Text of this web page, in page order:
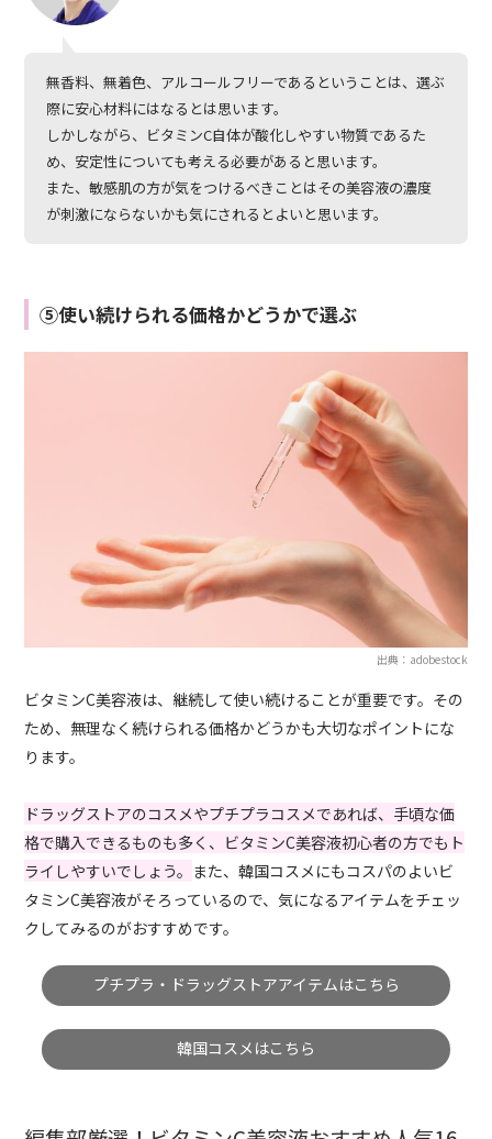
無香料、無着色、アルコールフリーであるということは、選ぶ
際に安心材料にはなるとは思います。
しかしながら、ビタミンC自体が酸化しやすい物質であるた
め、安定性についても考える必要があると思います。
また、敏感肌の方が気をつけるべきことはその美容液の濃度
が刺激にならないかも気にされるとよいと思います。
⑤使い続けられる価格かどうかで選ぶ
出典：adobestock
ビタミンC美容液は、継続して使い続けることが重要です。その
ため、無理なく続けられる価格かどうかも大切なポイントにな
ります。
ドラッグストアのコスメやプチプラコスメであれば、手頃な価
格で購入できるものも多く、ビタミンC美容液初心者の方でもト
ライしやすいでしょう。 また、韓国コスメにもコスパのよいビ
タミンC美容液がそろっているので、気になるアイテムをチェッ
クしてみるのがおすすめです。
プチプラ・ドラッグストアアイテムはこちら
韓国コスメはこちら